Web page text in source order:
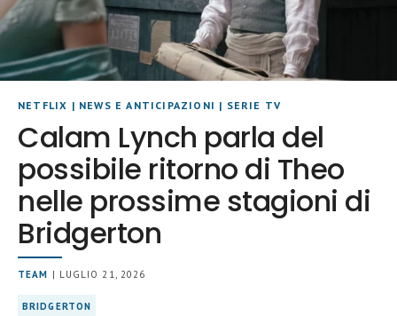
NETFLIX | NEWS E ANTICIPAZIONI | SERIE TV
Calam Lynch parla del
possibile ritorno di Theo
nelle prossime stagioni di
Bridgerton
TEAM | LUGLIO 21, 2026
BRIDGERTON